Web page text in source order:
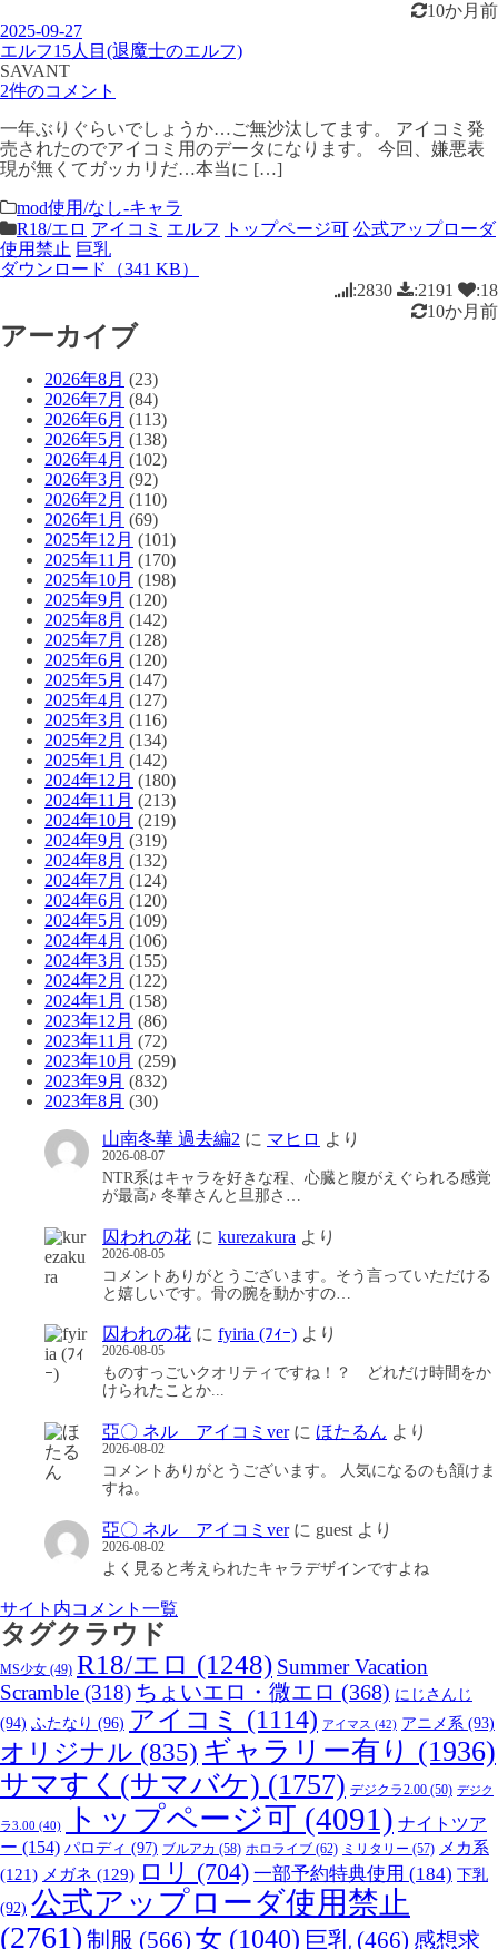
10か月前
2025-09-27
エルフ15人目(退魔士のエルフ)
SAVANT
2件のコメント
一年ぶりぐらいでしょうか…ご無沙汰してます。 アイコミ発
売されたのでアイコミ用のデータになります。 今回、嫌悪表
現が無くてガッカリだ…本当に […]
mod使用/なし-キャラ
R18/エロ アイコミ エルフ トップページ可 公式アップローダ
使用禁止 巨乳
ダウンロード（341 KB）
:2830
:2191
:18
10か月前
アーカイブ
2026年8月 (23)
2026年7月 (84)
2026年6月 (113)
2026年5月 (138)
2026年4月 (102)
2026年3月 (92)
2026年2月 (110)
2026年1月 (69)
2025年12月 (101)
2025年11月 (170)
2025年10月 (198)
2025年9月 (120)
2025年8月 (142)
2025年7月 (128)
2025年6月 (120)
2025年5月 (147)
2025年4月 (127)
2025年3月 (116)
2025年2月 (134)
2025年1月 (142)
2024年12月 (180)
2024年11月 (213)
2024年10月 (219)
2024年9月 (319)
2024年8月 (132)
2024年7月 (124)
2024年6月 (120)
2024年5月 (109)
2024年4月 (106)
2024年3月 (155)
2024年2月 (122)
2024年1月 (158)
2023年12月 (86)
2023年11月 (72)
2023年10月 (259)
2023年9月 (832)
2023年8月 (30)
山南冬華 過去編2 に マヒロ より
2026-08-07
NTR系はキャラを好きな程、心臓と腹がえぐられる感覚
が最高♪ 冬華さんと旦那さ…
囚われの花 に kurezakura より
2026-08-05
コメントありがとうございます。そう言っていただける
と嬉しいです。骨の腕を動かすの…
囚われの花 に fyiria (ﾌｨｰ) より
2026-08-05
ものすっごいクオリティですね！？ どれだけ時間をか
けられたことか...
亞〇 ネル アイコミverに ほたるん より
2026-08-02
コメントありがとうございます。 人気になるのも頷けま
すね。
亞〇 ネル アイコミverに guest より
2026-08-02
よく見ると考えられたキャラデザインですよね
サイト内コメント一覧
タグクラウド
MS少女 (49) R18/エロ (1248) Summer Vacation
Scramble (318) ちょいエロ・微エロ (368) にじさんじ
(94) ふたなり (96) アイコミ (1114) アイマス (42) アニメ系 (93)
オリジナル (835) ギャラリー有り (1936)
サマすく(サマバケ) (1757) デジクラ2.00 (50) デジク
ラ3.00 (40) トップページ可 (4091) ナイトツア
ー (154) パロディ (97) ブルアカ (58) ホロライブ (62) ミリタリー (57) メカ系
(121) メガネ (129) ロリ (704) 一部予約特典使用 (184) 下乳
(92) 公式アップローダ使用禁止
(2761) 制服 (566) 女 (1040) 巨乳 (466) 感想求